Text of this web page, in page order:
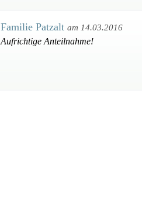
Familie Patzalt am 14.03.2016
Aufrichtige Anteilnahme!